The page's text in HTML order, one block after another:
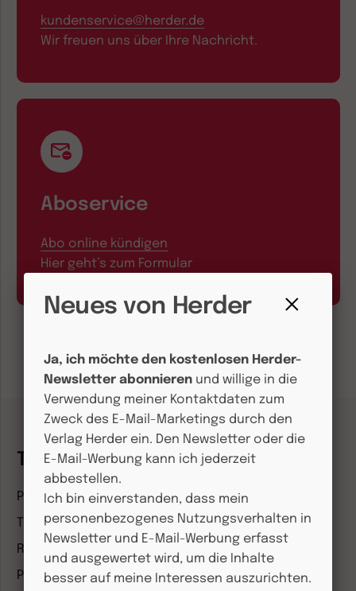
kundenservice@herder.de
Wir freuen uns über Ihre Nachricht.
Aboservice
Abo online kündigen
Hier geht’s zum Formular
Themenwelten
Pädagogik & Kinderbuch
Theologie & Pastoral
Religion & Spiritualität
Politik & Wirtschaft
Neues von Herder
Ja, ich möchte den kostenlosen Herder-
Newsletter abonnieren und willige in die
Verwendung meiner Kontaktdaten zum
Zweck des E-Mail-Marketings durch den
Verlag Herder ein. Den Newsletter oder die
E-Mail-Werbung kann ich jederzeit
abbestellen.
Ich bin einverstanden, dass mein
personenbezogenes Nutzungsverhalten in
Newsletter und E-Mail-Werbung erfasst
und ausgewertet wird, um die Inhalte
besser auf meine Interessen auszurichten.